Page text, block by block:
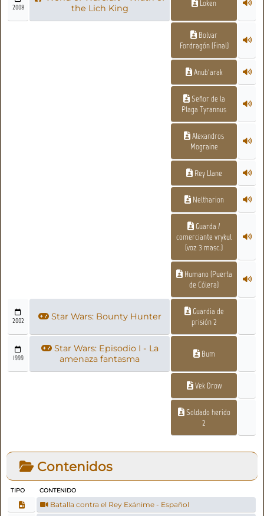
2008
the Lich King
Loken
Bolvar
Fordragón (Final)
Anub'arak
Señor de la
Plaga Tyrannus
Alexandros
Mograine
Rey Llane
Neltharion
Guarda /
comerciante vrykul
(voz 3 masc.)
Humano (Puerta
de Cólera)
2002 Star Wars: Bounty Hunter
Guardia de
prisión 2
1999
Star Wars: Episodio I - La
amenaza fantasma
Bum
Vek Drow
Soldado herido
2
Contenidos
TIPO CONTENIDO
Batalla contra el Rey Exánime - Español